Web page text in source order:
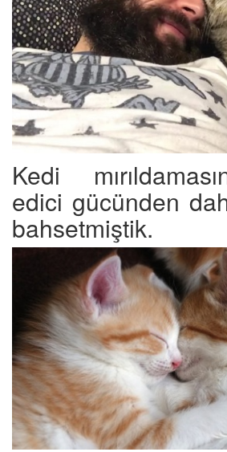
Kedi
edici gücünden
bahsetmiştik.